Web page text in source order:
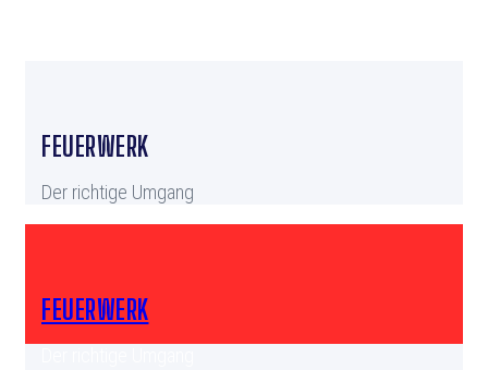
FEUERWERK
Der richtige Umgang
FEUERWERK